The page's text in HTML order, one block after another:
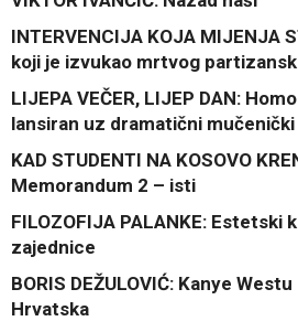
INTERVENCIJA KOJA MIJENJA
koji je izvukao mrtvog
LIJEPA VEČER, LIJEP DAN:
lansiran uz dramatični
KAD STUDENTI NA KOSOVO
Memorandum 2 – isti
FILOZOFIJA PALANKE: Estetski
zajednice
BORIS DEŽULOVIĆ: Kanye
Hrvatska